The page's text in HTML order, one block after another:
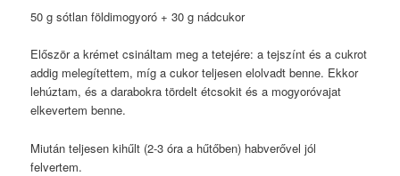
50 g sótlan földimogyoró + 30 g nádcukor
Először a krémet csináltam meg a tetejére: a tejszínt és a cukrot
addig melegítettem, míg a cukor teljesen elolvadt benne. Ekkor
lehúztam, és a darabokra tördelt étcsokit és a mogyoróvajat
elkevertem benne.
Miután teljesen kihűlt (2-3 óra a hűtőben) habverővel jól
felvertem.